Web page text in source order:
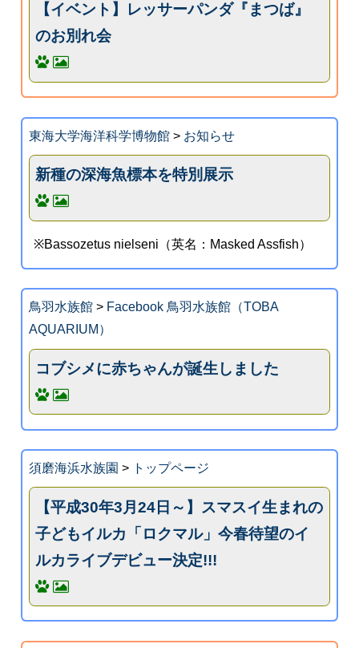
【イベント】レッサーパンダ『まつば』
のお別れ会
東海大学海洋科学博物館> お知らせ
新種の深海魚標本を特別展示
※Bassozetus nielseni（英名：Masked Assfish）
鳥羽水族館> Facebook 鳥羽水族館（TOBA
AQUARIUM）
コブシメに赤ちゃんが誕生しました
須磨海浜水族園 > トップページ
【平成30年3月24日～】スマスイ生まれの
子どもイルカ「ロクマル」今春待望のイ
ルカライブデビュー決定!!!